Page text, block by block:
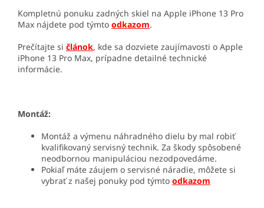
Kompletnú ponuku zadných skiel na Apple iPhone 13 Pro
Max nájdete pod týmto odkazom.
Prečítajte si článok, kde sa dozviete zaujímavosti o Apple
iPhone 13 Pro Max, prípadne detailné technické
informácie.
Montáž:
Montáž a výmenu náhradného dielu by mal robiť
kvalifikovaný servisný technik. Za škody spôsobené
neodbornou manipuláciou nezodpovedáme.
Pokiaľ máte záujem o servisné náradie, môžete si
vybrať z našej ponuky pod týmto odkazom